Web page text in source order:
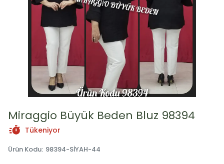
Miraggio Büyük Beden Bluz 98394
Tükeniyor
Ürün Kodu: 98394-SİYAH-44